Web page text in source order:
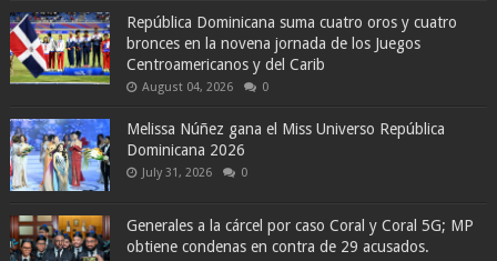
República Dominicana suma cuatro oros y cuatro
bronces en la novena jornada de los Juegos
Centroamericanos y del Carib
August 04, 2026 0
Melissa Núñez gana el Miss Universo República
Dominicana 2026
July 31, 2026 0
Generales a la cárcel por caso Coral y Coral 5G; MP
obtiene condenas en contra de 29 acusados.